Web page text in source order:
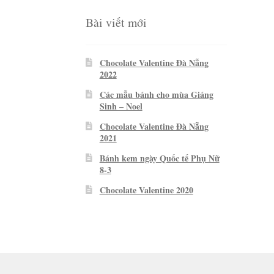
Bài viết mới
Chocolate Valentine Đà Nẵng
2022
Các mẫu bánh cho mùa Giáng
Sinh – Noel
Chocolate Valentine Đà Nẵng
2021
Bánh kem ngày Quốc tế Phụ Nữ
8-3
Chocolate Valentine 2020